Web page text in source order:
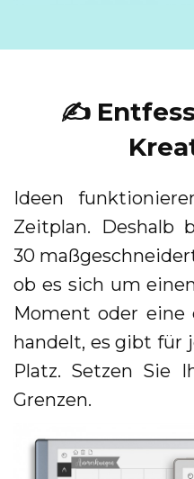
✍️
Ideen
Zeitplan. Deshalb
30
ob es sich um
Moment oder eine
handelt, es gibt für
Platz. Setzen Sie
Grenzen.